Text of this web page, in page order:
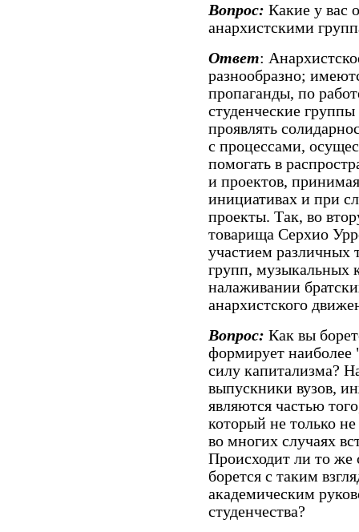
Вопрос: Какие у вас
анархистскими
Ответ:
разнообразно;
пропаганды, по
студенческие
проявлять
с процессами,
помогать в
и проектов,
инициативах и при
проекты. Так, во
товарища Серхио
участием различных
групп, музыкальных
налаживании
анархистского
Вопрос: Как вы
формирует
силу капитализма?
выпускники вузов,
являются частью
который не только
во многих случаях
Происходит ли то
борется с таким
академическим
студенчества?